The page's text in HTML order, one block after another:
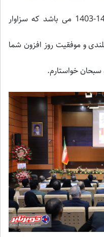
حضرتعالی در دوره ارزیابی سال 1404-1403 می باشد که سزاوار
و موفقیت روز افزون شما
سبحان خواستارم.